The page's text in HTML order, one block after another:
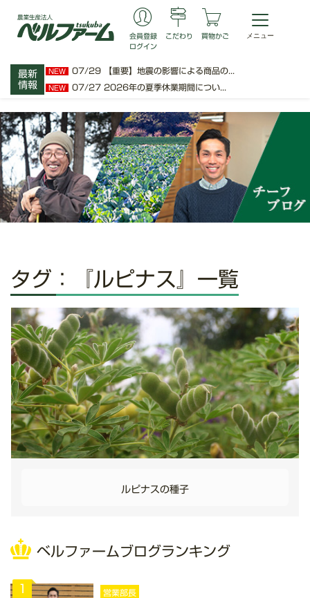
最新
情報
NEW 07/29 【重要】地震の影響による商品の...
NEW 07/27 2026年の夏季休業期間につい...
会員登録
ログイン
こだわり 買物かご
タグ：『ルピナス』一覧
ルピナスの種子
ベルファームブログランキング
1 営業部長